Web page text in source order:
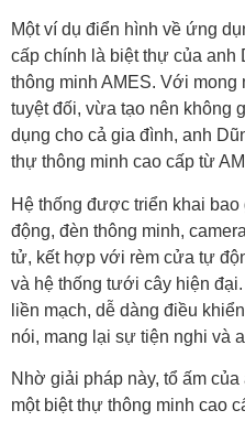
Một ví dụ điển hình về ứng
cấp chính là biệt thự của anh
thông minh AMES. Với mong
tuyệt đối, vừa tạo nên không
dụng cho cả gia đình, anh
thự thông minh cao cấp từ
Hệ thống được triển khai
động, đèn thông minh,
tử, kết hợp với rèm cửa tự
và hệ thống tưới cây hiện
liền mạch, dễ dàng điều
nói, mang lại sự tiện nghi và
Nhờ giải pháp này, tổ ấm
một biệt thự thông minh cao